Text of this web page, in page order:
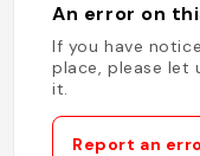
An error on
If you have
place, please let
it.
Report an